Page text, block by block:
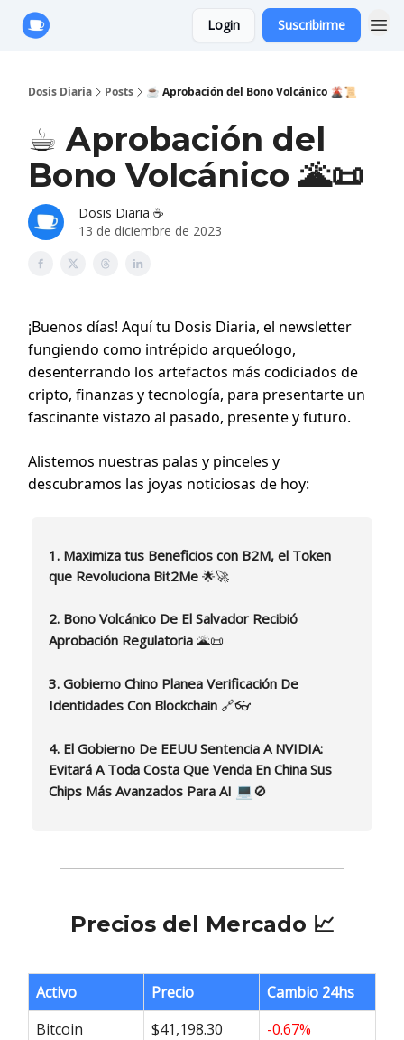
Login Suscribirme
Dosis Diaria Posts ☕️ Aprobación del Bono Volcánico 🌋📜
☕️ Aprobación del
Bono Volcánico 🌋📜
Dosis Diaria ☕️
13 de diciembre de 2023
¡Buenos días! Aquí tu Dosis Diaria, el newsletter
fungiendo como intrépido arqueólogo,
desenterrando los artefactos más codiciados de
cripto, finanzas y tecnología, para presentarte un
fascinante vistazo al pasado, presente y futuro.
Alistemos nuestras palas y pinceles y
descubramos las joyas noticiosas de hoy:
1. Maximiza tus Beneficios con B2M, el Token
que Revoluciona Bit2Me 🌟🚀
2. Bono Volcánico De El Salvador Recibió
Aprobación Regulatoria 🌋📜
3. Gobierno Chino Planea Verificación De
Identidades Con Blockchain 🔗👓
4. El Gobierno De EEUU Sentencia A NVIDIA:
Evitará A Toda Costa Que Venda En China Sus
Chips Más Avanzados Para AI 💻 🚫
Precios del Mercado 📈
Activo Precio
Cambio 24hs
Bitcoin
$41,198.30
-0.67%